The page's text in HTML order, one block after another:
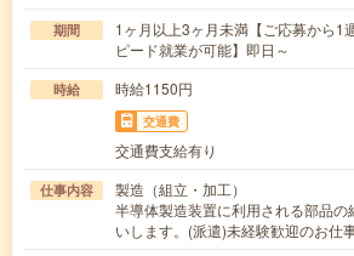
期間
1ヶ月以上3ヶ月未満【ご応募から1
ピード就業が可能】即日～
時給 時給1150円
交通費
交通費支給有り
仕事内容
製造（組立・加工）
半導体製造装置に利用される部品
いします。(派遣)未経験歓迎のお仕